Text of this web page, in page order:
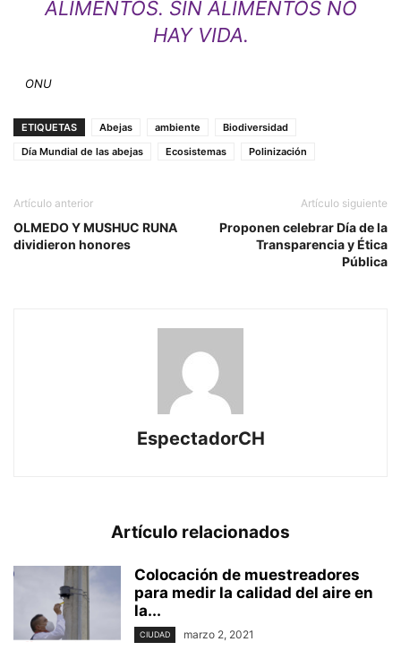
ALIMENTOS. SIN ALIMENTOS NO
HAY VIDA.
ONU
ETIQUETAS Abejas ambiente
Biodiversidad
Día Mundial de las abejas
Ecosistemas Polinización
Artículo anterior
OLMEDO Y MUSHUC RUNA
dividieron honores
Artículo siguiente
Proponen celebrar Día de la
Transparencia y Ética
Pública
EspectadorCH
Artículo relacionados
Colocación de muestreadores
para medir la calidad del aire en
la...
CIUDAD marzo 2, 2021